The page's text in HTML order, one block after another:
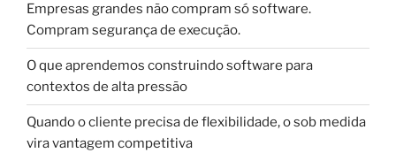
Empresas grandes não compram só software.
Compram segurança de execução.
O que aprendemos construindo software para
contextos de alta pressão
Quando o cliente precisa de flexibilidade, o sob medida
vira vantagem competitiva